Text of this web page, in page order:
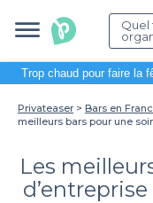
Quel
Trop chaud pour faire la
Privateaser Bars en
meilleurs bars pour une
Les